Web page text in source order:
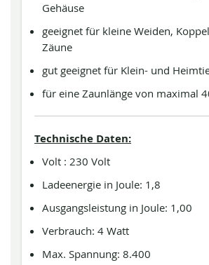
Gehäuse
geeignet für kleine Weiden,
Zäune
gut geeignet für Klein- und
für eine Zaunlänge von maximal
Technische Daten:
Volt : 230 Volt
Ladeenergie in Joule: 1,8
Ausgangsleistung in Joule: 1,00
Verbrauch: 4 Watt
Max. Spannung: 8.400